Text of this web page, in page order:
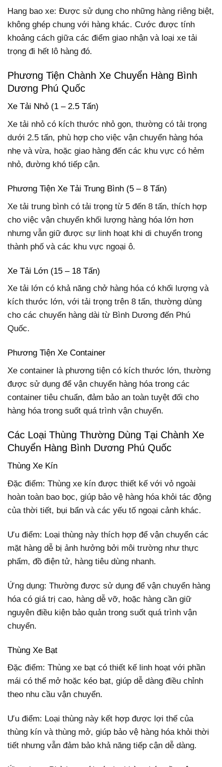
Hang bao xe: Được sử dụng cho những hàng riêng biệt,
không ghép chung với hàng khác. Cước được tính
khoảng cách giữa các điểm giao nhận và loại xe tải
trọng đi hết lô hàng đó.
Phương Tiện Chành Xe Chuyển Hàng Bình
Dương Phú Quốc
Xe Tải Nhỏ (1 – 2.5 Tấn)
Xe tải nhỏ có kích thước nhỏ gọn, thường có tải trọng
dưới 2.5 tấn, phù hợp cho việc vận chuyển hàng hóa
nhẹ và vừa, hoặc giao hàng đến các khu vực có hẻm
nhỏ, đường khó tiếp cận.
Phương Tiện Xe Tải Trung Bình (5 – 8 Tấn)
Xe tải trung bình có tải trọng từ 5 đến 8 tấn, thích hợp
cho việc vận chuyển khối lượng hàng hóa lớn hơn
nhưng vẫn giữ được sự linh hoạt khi di chuyển trong
thành phố và các khu vực ngoại ô.
Xe Tải Lớn (15 – 18 Tấn)
Xe tải lớn có khả năng chở hàng hóa có khối lượng và
kích thước lớn, với tải trọng trên 8 tấn, thường dùng
cho các chuyến hàng dài từ Bình Dương đến Phú
Quốc.
Phương Tiện Xe Container
Xe container là phương tiện có kích thước lớn, thường
được sử dụng để vận chuyển hàng hóa trong các
container tiêu chuẩn, đảm bảo an toàn tuyệt đối cho
hàng hóa trong suốt quá trình vận chuyển.
Các Loại Thùng Thường Dùng Tại Chành Xe
Chuyển Hàng Bình Dương Phú Quốc
Thùng Xe Kín
Đặc điểm: Thùng xe kín được thiết kế với vỏ ngoài
hoàn toàn bao bọc, giúp bảo vệ hàng hóa khỏi tác động
của thời tiết, bụi bẩn và các yếu tố ngoại cảnh khác.
Ưu điểm: Loại thùng này thích hợp để vận chuyển các
mặt hàng dễ bị ảnh hưởng bởi môi trường như thực
phẩm, đồ điện tử, hàng tiêu dùng nhanh.
Ứng dụng: Thường được sử dụng để vận chuyển hàng
hóa có giá trị cao, hàng dễ vỡ, hoặc hàng cần giữ
nguyên điều kiện bảo quản trong suốt quá trình vận
chuyển.
Thùng Xe Bạt
Đặc điểm: Thùng xe bạt có thiết kế linh hoạt với phần
mái có thể mở hoặc kéo bạt, giúp dễ dàng điều chỉnh
theo nhu cầu vận chuyển.
Ưu điểm: Loại thùng này kết hợp được lợi thế của
thùng kín và thùng mở, giúp bảo vệ hàng hóa khỏi thời
tiết nhưng vẫn đảm bảo khả năng tiếp cận dễ dàng.